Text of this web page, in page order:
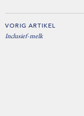
VORIG ARTIKEL
Inclusief-melk